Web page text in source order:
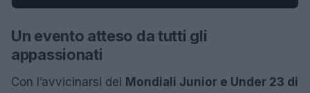
Un evento atteso da tutti gli
appassionati
Con l’avvicinarsi dei Mondiali Junior e Under 23 di